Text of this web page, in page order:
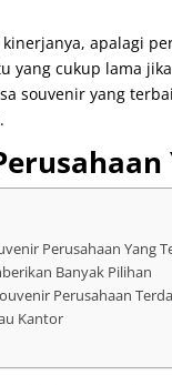
apalagi
cukup lama
souvenir yang
Perusahaan Yang
Banyak Pilihan
Perusahaan
Kantor